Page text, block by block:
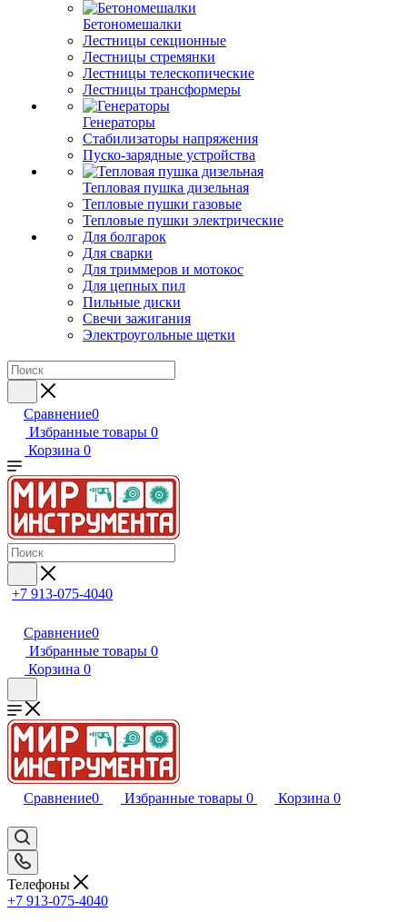
Бетономешалки
Лестницы секционные
Лестницы стремянки
Лестницы телескопические
Лестницы трансформеры
Генераторы
Стабилизаторы напряжения
Пуско-зарядные устройства
Тепловая пушка дизельная
Тепловые пушки газовые
Тепловые пушки электрические
Для болгарок
Для сварки
Для триммеров и мотокос
Для цепных пил
Пильные диски
Свечи зажигания
Электроугольные щетки
Сравнение0
Избранные товары 0
Корзина 0
+7 913-075-4040
Сравнение0
Избранные товары 0
Корзина 0
Сравнение0 Избранные товары 0 Корзина 0
Телефоны
+7 913-075-4040